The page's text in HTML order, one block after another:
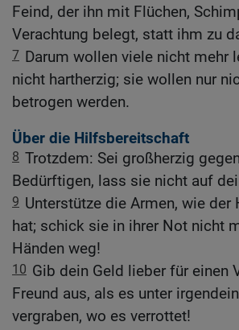
Feind, der ihn mit Flüchen,
Verachtung belegt, statt ihm zu
7 Darum wollen viele nicht mehr
nicht hartherzig; sie wollen nur
betrogen werden.
Über die Hilfsbereitschaft
8 Trotzdem: Sei großherzig
Bedürftigen, lass sie nicht auf
9 Unterstütze die Armen, wie der
hat; schick sie in ihrer Not nicht
Händen weg!
10 Gib dein Geld lieber für einen
Freund aus, als es unter
vergraben, wo es verrottet!